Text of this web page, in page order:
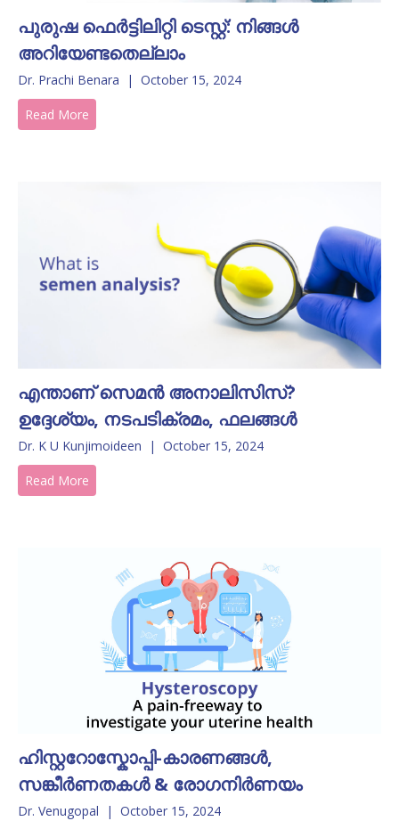
പുരുഷ ഫെർട്ടിലിറ്റി ടെസ്റ്റ്: നിങ്ങൾ
അറിയേണ്ടതെല്ലാം
Dr. Prachi Benara | October 15, 2024
Read More
എന്താണ് സെമൻ അനാലിസിസ്?
ഉദ്ദേശ്യം, നടപടിക്രമം, ഫലങ്ങൾ
Dr. K U Kunjimoideen | October 15, 2024
Read More
ഹിസ്റ്ററോസ്കോപ്പി-കാരണങ്ങൾ,
സങ്കീർണതകൾ & രോഗനിർണയം
Dr. Venugopal | October 15, 2024